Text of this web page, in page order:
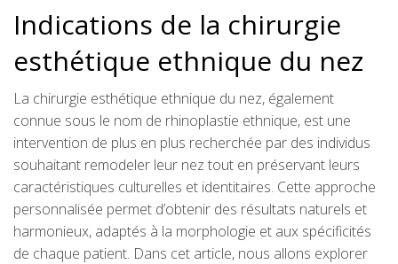
Indications de la chirurgie
esthétique ethnique du nez
La chirurgie esthétique ethnique du nez, également
connue sous le nom de rhinoplastie ethnique, est une
intervention de plus en plus recherchée par des individus
souhaitant remodeler leur nez tout en préservant leurs
caractéristiques culturelles et identitaires. Cette approche
personnalisée permet d’obtenir des résultats naturels et
harmonieux, adaptés à la morphologie et aux spécificités
de chaque patient. Dans cet article, nous allons explorer